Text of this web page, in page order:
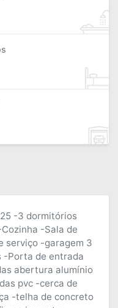
-3 dormitórios
-Sala de
serviço -garagem 3
-Porta de entrada
abertura alumínio
pvc -cerca de
-telha de concreto